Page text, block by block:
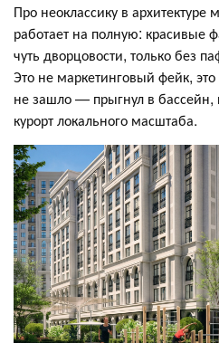
Про неоклассику в
работает на полную: красивые
чуть дворцовости, только без
Это не маркетинговый фейк,
не зашло — прыгнул в бассейн,
курорт локального масштаба.